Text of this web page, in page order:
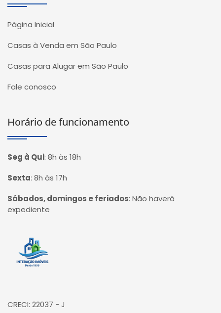
Página Inicial
Casas à Venda em São Paulo
Casas para Alugar em São Paulo
Fale conosco
Horário de funcionamento
Seg à Qui: 8h às 18h
Sexta: 8h às 17h
Sábados, domingos e feriados: Não haverá
expediente
Página inicial
CRECI: 22037 - J